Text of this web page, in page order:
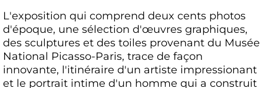
L'exposition qui comprend deux cents photos
d'époque, une sélection d'œuvres graphiques,
des sculptures et des toiles provenant du Musée
National Picasso-Paris, trace de façon
innovante, l'itinéraire d'un artiste impressionant
et le portrait intime d'un homme qui a construit